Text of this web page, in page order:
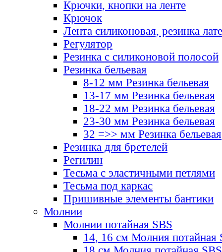
Крючки, кнопки на ленте
Крючок
Лента силиконовая, резинка
Регулятор
Резинка с силиконовой полосой
Резинка бельевая
8-12 мм Резинка бельевая
13-17 мм Резинка бельевая
18-22 мм Резинка бельевая
23-30 мм Резинка бельевая
32 =>> мм Резинка бельевая
Резинка для бретелей
Регилин
Тесьма с эластичными петлями
Тесьма под каркас
Пришивные элементы бантики
Молнии
Молнии потайная SBS
14, 16 см Молния потайная